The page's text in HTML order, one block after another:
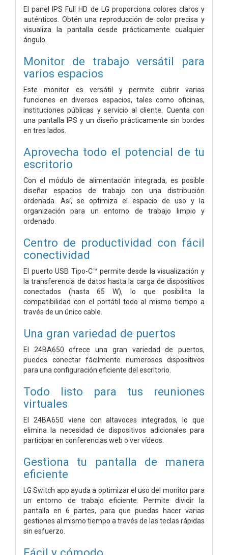
El panel IPS Full HD de LG proporciona colores claros y
auténticos. Obtén una reproducción de color precisa y
visualiza la pantalla desde prácticamente cualquier
ángulo.
Monitor de trabajo versátil para
varios espacios
Este monitor es versátil y permite cubrir varias
funciones en diversos espacios, tales como oficinas,
instituciones públicas y servicio al cliente. Cuenta con
una pantalla IPS y un diseño prácticamente sin bordes
en tres lados.
Aprovecha todo el potencial de tu
escritorio
Con el módulo de alimentación integrada, es posible
diseñar espacios de trabajo con una distribución
ordenada. Así, se optimiza el espacio de uso y la
organización para un entorno de trabajo limpio y
ordenado.
Centro de productividad con fácil
conectividad
El puerto USB Tipo-C™ permite desde la visualización y
la transferencia de datos hasta la carga de dispositivos
conectados (hasta 65 W), lo que posibilita la
compatibilidad con el portátil todo al mismo tiempo a
través de un único cable.
Una gran variedad de puertos
El 24BA650 ofrece una gran variedad de puertos,
puedes conectar fácilmente numerosos dispositivos
para una configuración eficiente del escritorio.
Todo listo para tus reuniones
virtuales
El 24BA650 viene con altavoces integrados, lo que
elimina la necesidad de dispositivos adicionales para
participar en conferencias web o ver vídeos.
Gestiona tu pantalla de manera
eficiente
LG Switch app ayuda a optimizar el uso del monitor para
un entorno de trabajo eficiente. Permite dividir la
pantalla en 6 partes, para que puedas hacer varias
gestiones al mismo tiempo a través de las teclas rápidas
sin esfuerzo.
Fácil y cómodo